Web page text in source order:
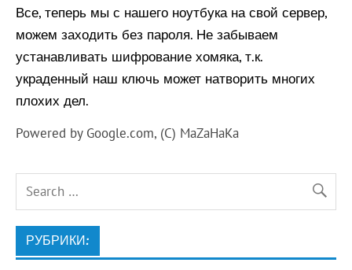
Все, теперь мы с нашего ноутбука на свой сервер,
можем заходить без пароля. Не забываем
устанавливать шифрование хомяка, т.к.
украденный наш ключь может натворить многих
плохих дел.
Powered by Google.com, (C) MaZaHaKa
РУБРИКИ: